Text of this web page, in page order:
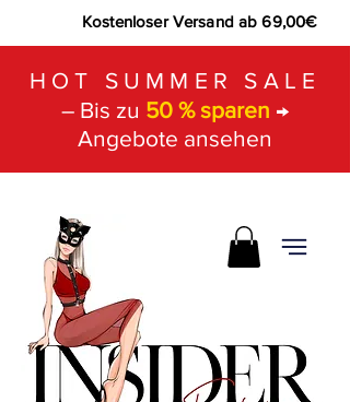
Kostenloser Versand ab 69,00€
HOT SUMMER SALE
– Bis zu 50 % sparen →
Angebote ansehen